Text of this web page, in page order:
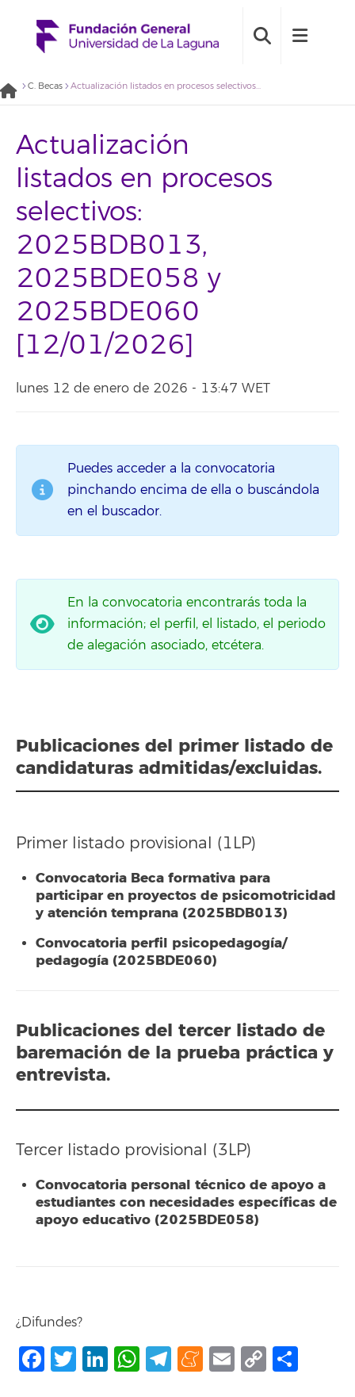
C. Becas Actualización listados en procesos selectivos: 2025BDB013, 2025BDE058 y 2025BDE060 [12/01/2026]
Actualización
listados en procesos
selectivos:
2025BDB013,
2025BDE058 y
2025BDE060
[12/01/2026]
lunes 12 de enero de 2026 - 13:47 WET
Puedes acceder a la convocatoria
pinchando encima de ella o buscándola
en el buscador.
En la convocatoria encontrarás toda la
información; el perfil, el listado, el periodo
de alegación asociado, etcétera.
Publicaciones del primer listado de
candidaturas admitidas/excluidas.
Primer listado provisional (1LP)
Convocatoria Beca formativa para
participar en proyectos de psicomotricidad
y atención temprana (2025BDB013)
Convocatoria perfil psicopedagogía/
pedagogía (2025BDE060)
Publicaciones del tercer listado de
baremación de la prueba práctica y
entrevista.
Tercer listado provisional (3LP)
Convocatoria personal técnico de apoyo a
estudiantes con necesidades específicas de
apoyo educativo (2025BDE058)
¿Difundes?
Facebook
Twitter
LinkedIn
WhatsApp
Telegram
Meneame
Email
Copy